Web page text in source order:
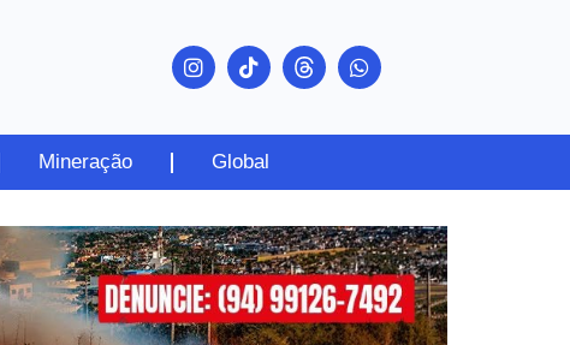
Mineração Global